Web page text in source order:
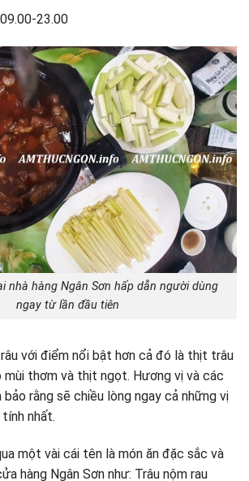
23.00
nhà hàng Ngân Sơn hấp dẫn người dùng
ngay từ lần đầu tiên
với điểm nổi bật hơn cả đó là thịt trâu
mùi thơm và thịt ngọt. Hương vị và các
rằng sẽ chiều lòng ngay cả những vị
nhất.
một vài cái tên là món ăn đặc sắc và
hàng Ngân Sơn như: Trâu nộm rau